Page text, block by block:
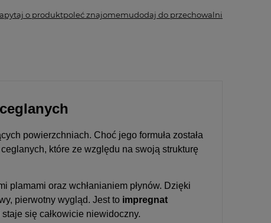
o produktpoleć znajomemudodaj do przechowalni
powierzchniach. Choć jego formuła została
które ze względu na swoją strukturę
plamami oraz wchłanianiem płynów. Dzięki
pierwotny wygląd. Jest to impregnat
się całkowicie niewidoczny.